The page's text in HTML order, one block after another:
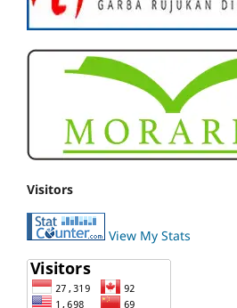
Visitors
View My Stats